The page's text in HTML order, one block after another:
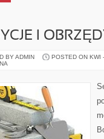
I
BY ADMIN POSTED ON KWI